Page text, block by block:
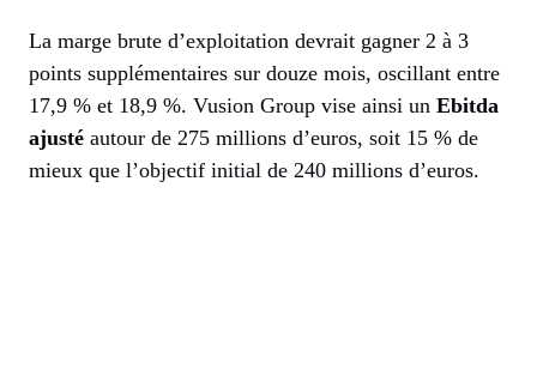
La marge brute d’exploitation devrait gagner 2 à 3
points supplémentaires sur douze mois, oscillant entre
17,9 % et 18,9 %. Vusion Group vise ainsi un Ebitda
ajusté autour de 275 millions d’euros, soit 15 % de
mieux que l’objectif initial de 240 millions d’euros.